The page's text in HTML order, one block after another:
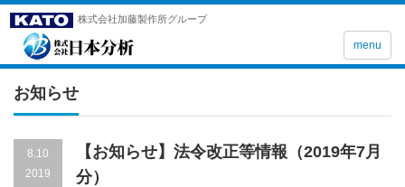
株式会社加藤製作所グループ
menu
お知らせ
8.10
2019
【お知らせ】法令改正等情報（2019年7月
分）